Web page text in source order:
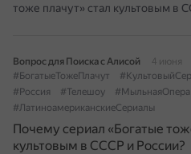
тоже плачут» стал культовым в
Вопрос для Поиска с Алисой
4 июня
#БогатыеТожеПлачут
#Россия
#Телешоу
#МыльнаяОпера
#ЛатиноамериканскиеСериалы
Почему сериал «Богатые
культовым в СССР и России?